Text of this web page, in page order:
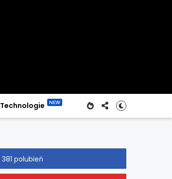
Technologie
381 polubień